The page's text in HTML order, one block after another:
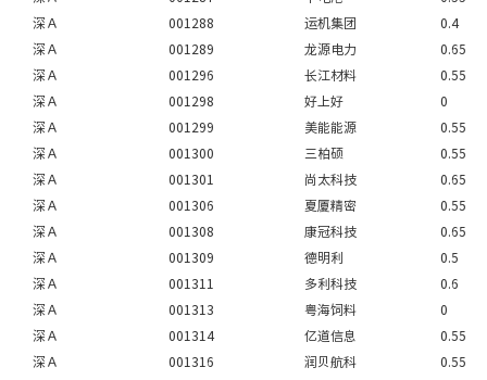
深Ａ
001288 运机集团
0.4
深Ａ
001289 龙源电力
0.65
深Ａ
001296 长江材料
0.55
深Ａ
001298 好上好
0
深Ａ
001299 美能能源
0.55
深Ａ
001300 三柏硕
0.55
深Ａ
001301 尚太科技
0.65
深Ａ
001306 夏厦精密
0.55
深Ａ
001308 康冠科技
0.65
深Ａ
001309 德明利
0.5
深Ａ
001311 多利科技
0.6
深Ａ
001313 粤海饲料
0
深Ａ
001314 亿道信息
0.55
深Ａ
001316 润贝航科
0.55